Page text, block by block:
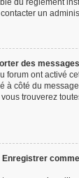
du règlement
un
des
forum ont activé
à côté du
trouverez